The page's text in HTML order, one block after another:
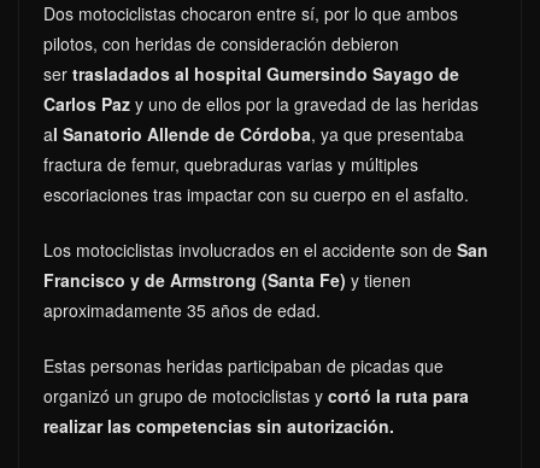
Dos motociclistas chocaron entre sí, por lo que ambos
pilotos, con heridas de consideración debieron
ser trasladados al hospital Gumersindo Sayago de
Carlos Paz y uno de ellos por la gravedad de las heridas
al Sanatorio Allende de Córdoba, ya que presentaba
fractura de femur, quebraduras varias y múltiples
escoriaciones tras impactar con su cuerpo en el asfalto.
Los motociclistas involucrados en el accidente son de San
Francisco y de Armstrong (Santa Fe) y tienen
aproximadamente 35 años de edad.
Estas personas heridas participaban de picadas que
organizó un grupo de motociclistas y cortó la ruta para
realizar las competencias sin autorización.